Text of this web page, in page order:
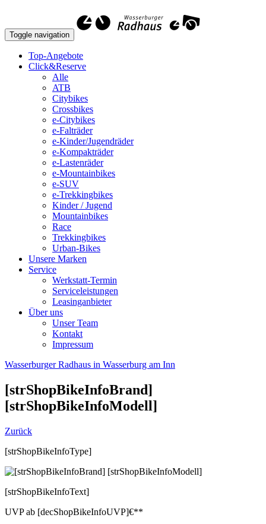
Toggle navigation
Top-Angebote
Click&Reserve
Alle
ATB
Citybikes
Crossbikes
e-Citybikes
e-Falträder
e-Kinder/Jugendräder
e-Kompakträder
e-Lastenräder
e-Mountainbikes
e-SUV
e-Trekkingbikes
Kinder / Jugend
Mountainbikes
Race
Trekkingbikes
Urban-Bikes
Unsere Marken
Service
Werkstatt-Termin
Serviceleistungen
Leasinganbieter
Über uns
Unser Team
Kontakt
Impressum
Wasserburger Radhaus in Wasserburg am Inn
[strShopBikeInfoBrand]
[strShopBikeInfoModell]
Zurück
[strShopBikeInfoType]
[strShopBikeInfoText]
UVP ab [decShopBikeInfoUVP]€**